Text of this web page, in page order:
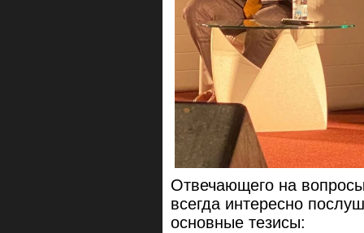
Отвечающего на
всегда интересно
основные тезисы: